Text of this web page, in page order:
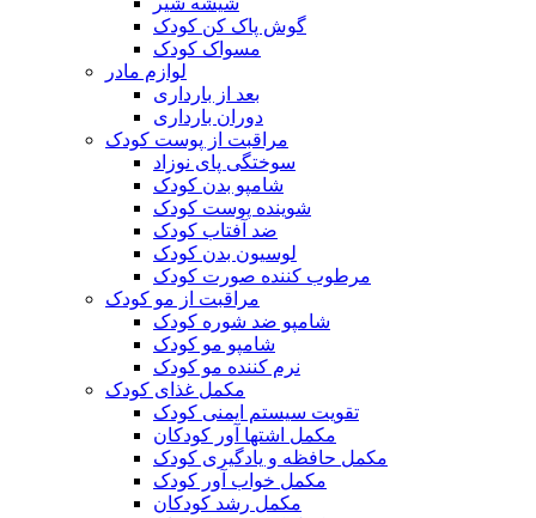
گوش پاک کن کودک
مسواک کودک
لوازم مادر
بعد از بارداری
دوران بارداری
مراقبت از پوست کودک
سوختگی پای نوزاد
شامپو بدن کودک
شوینده پوست کودک
ضد آفتاب کودک
لوسیون بدن کودک
مرطوب کننده صورت کودک
مراقبت از مو کودک
شامپو ضد شوره کودک
شامپو مو کودک
نرم کننده مو کودک
مکمل غذای کودک
تقویت سیستم ایمنی کودک
مکمل اشتها آور کودکان
مکمل حافظه و یادگیری کودک
مکمل خواب آور کودک
مکمل رشد کودکان